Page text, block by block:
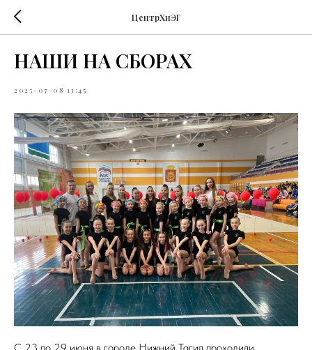
ЦентрХиЭГ
НАШИ НА СБОРАХ
2025-07-08 13:45